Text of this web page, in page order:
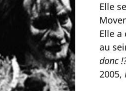
Elle
Elle a
au
donc
2005,